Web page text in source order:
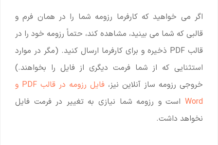
اگر می خواهید که کارفرما رزومه شما را در همان فرم و
قالبی که شما می بینید، مشاهده کند، حتماً رزومه خود را در
قالب PDF ذخیره و برای کارفرما ارسال کنید. (مگر در موارد
استثنایی که از شما فرمت دیگری از فایل را بخواهند.)
خروجی رزومه ساز آنلاین نیز،
فایل رزومه در قالب PDF و
Word است و رزومه شما نیازی به تغییر در فرمت فایل
نخواهد داشت.